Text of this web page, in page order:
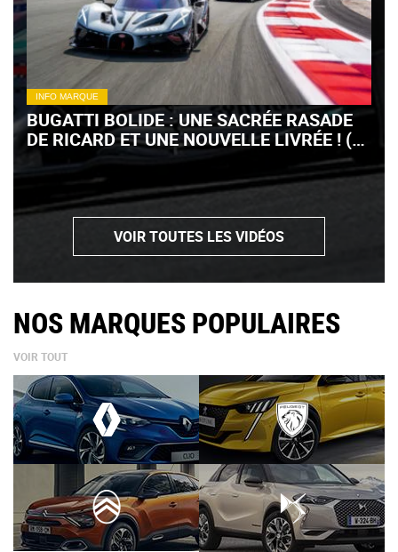
INFO MARQUE
BUGATTI BOLIDE : UNE SACRÉE RASADE
DE RICARD ET UNE NOUVELLE LIVRÉE ! (+
VIDÉO)
VOIR TOUTES LES VIDÉOS
NOS MARQUES POPULAIRES
VOIR TOUT